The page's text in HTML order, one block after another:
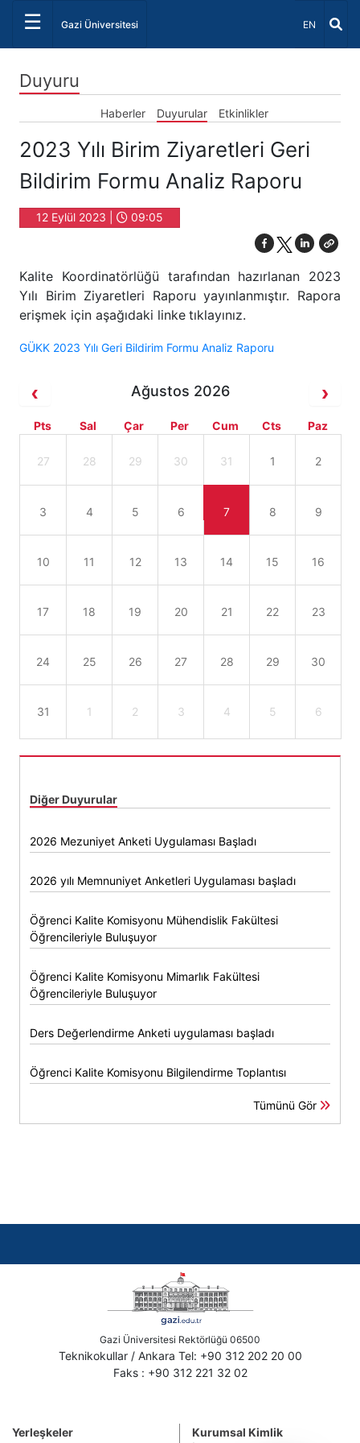
☰ Gazi Üniversitesi Dil Seçiniz
EN
Duyuru
Haberler Duyurular Etkinlikler
2023 Yılı Birim Ziyaretleri Geri
Bildirim Formu Analiz Raporu
12 Eylül 2023 | 09:05
Kalite Koordinatörlüğü tarafından hazırlanan 2023
Yılı Birim Ziyaretleri Raporu yayınlanmıştır. Rapora
erişmek için aşağıdaki linke tıklayınız.
GÜKK 2023 Yılı Geri Bildirim Formu Analiz Raporu
Ağustos 2026
Pts Sal Çar Per Cum Cts Paz
27 28 29 30 31 1 2
3 4 5 6 7 8 9
10 11 12 13 14 15 16
17 18 19 20 21 22 23
24 25 26 27 28 29 30
31 1 2 3 4 5 6
Diğer Duyurular
2026 Mezuniyet Anketi Uygulaması Başladı
2026 yılı Memnuniyet Anketleri Uygulaması başladı
Öğrenci Kalite Komisyonu Mühendislik Fakültesi
Öğrencileriyle Buluşuyor
Öğrenci Kalite Komisyonu Mimarlık Fakültesi
Öğrencileriyle Buluşuyor
Ders Değerlendirme Anketi uygulaması başladı
Öğrenci Kalite Komisyonu Bilgilendirme Toplantısı
Tümünü Gör
Gazi Üniversitesi Rektörlüğü 06500
Teknikokullar / Ankara Tel: +90 312 202 20 00
Faks : +90 312 221 32 02
Yerleşkeler
Kurumsal Kimlik